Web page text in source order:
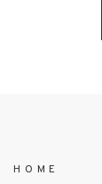
HOME